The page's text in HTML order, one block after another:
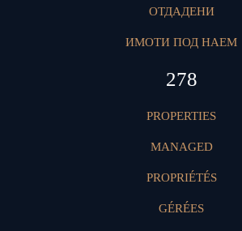
ОТДАДЕНИ
ИМОТИ ПОД НАЕМ
394
PROPERTIES
MANAGED
PROPRIÉTÉS
GÉRÉES